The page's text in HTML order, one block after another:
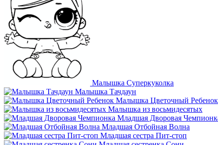
Малышка Суперкуколка
Малышка Тачдаун
Малышка Цветочный Ребенок
Малышка из восьмидесятых
Младшая Дворовая
Младшая Отбойная Волна
Младшая сестра Пит-стоп